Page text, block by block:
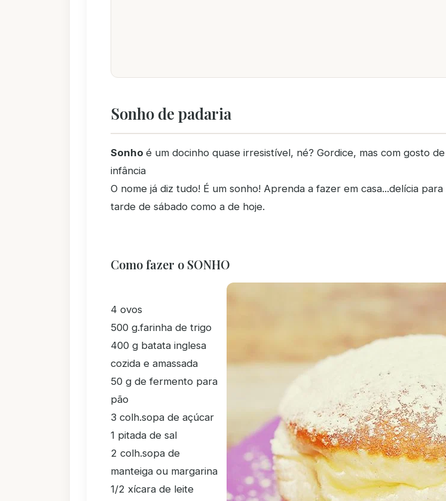
Sonho de padaria
Sonho é um docinho quase irresistível, né? Gordice, mas com gosto de
infância
O nome já diz tudo! É um sonho! Aprenda a fazer em casa...delícia para
tarde de sábado como a de hoje.
Como fazer o SONHO
4 ovos
500 g.farinha de trigo
400 g batata inglesa
cozida e amassada
50 g de fermento para
pão
3 colh.sopa de açúcar
1 pitada de sal
2 colh.sopa de
manteiga ou margarina
1/2 xícara de leite